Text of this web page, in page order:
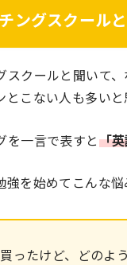
ングスクール
スクールと聞いて
とこない人も多いと
を一言で表すと「
強を始めてこんな
ったけど、どのよ